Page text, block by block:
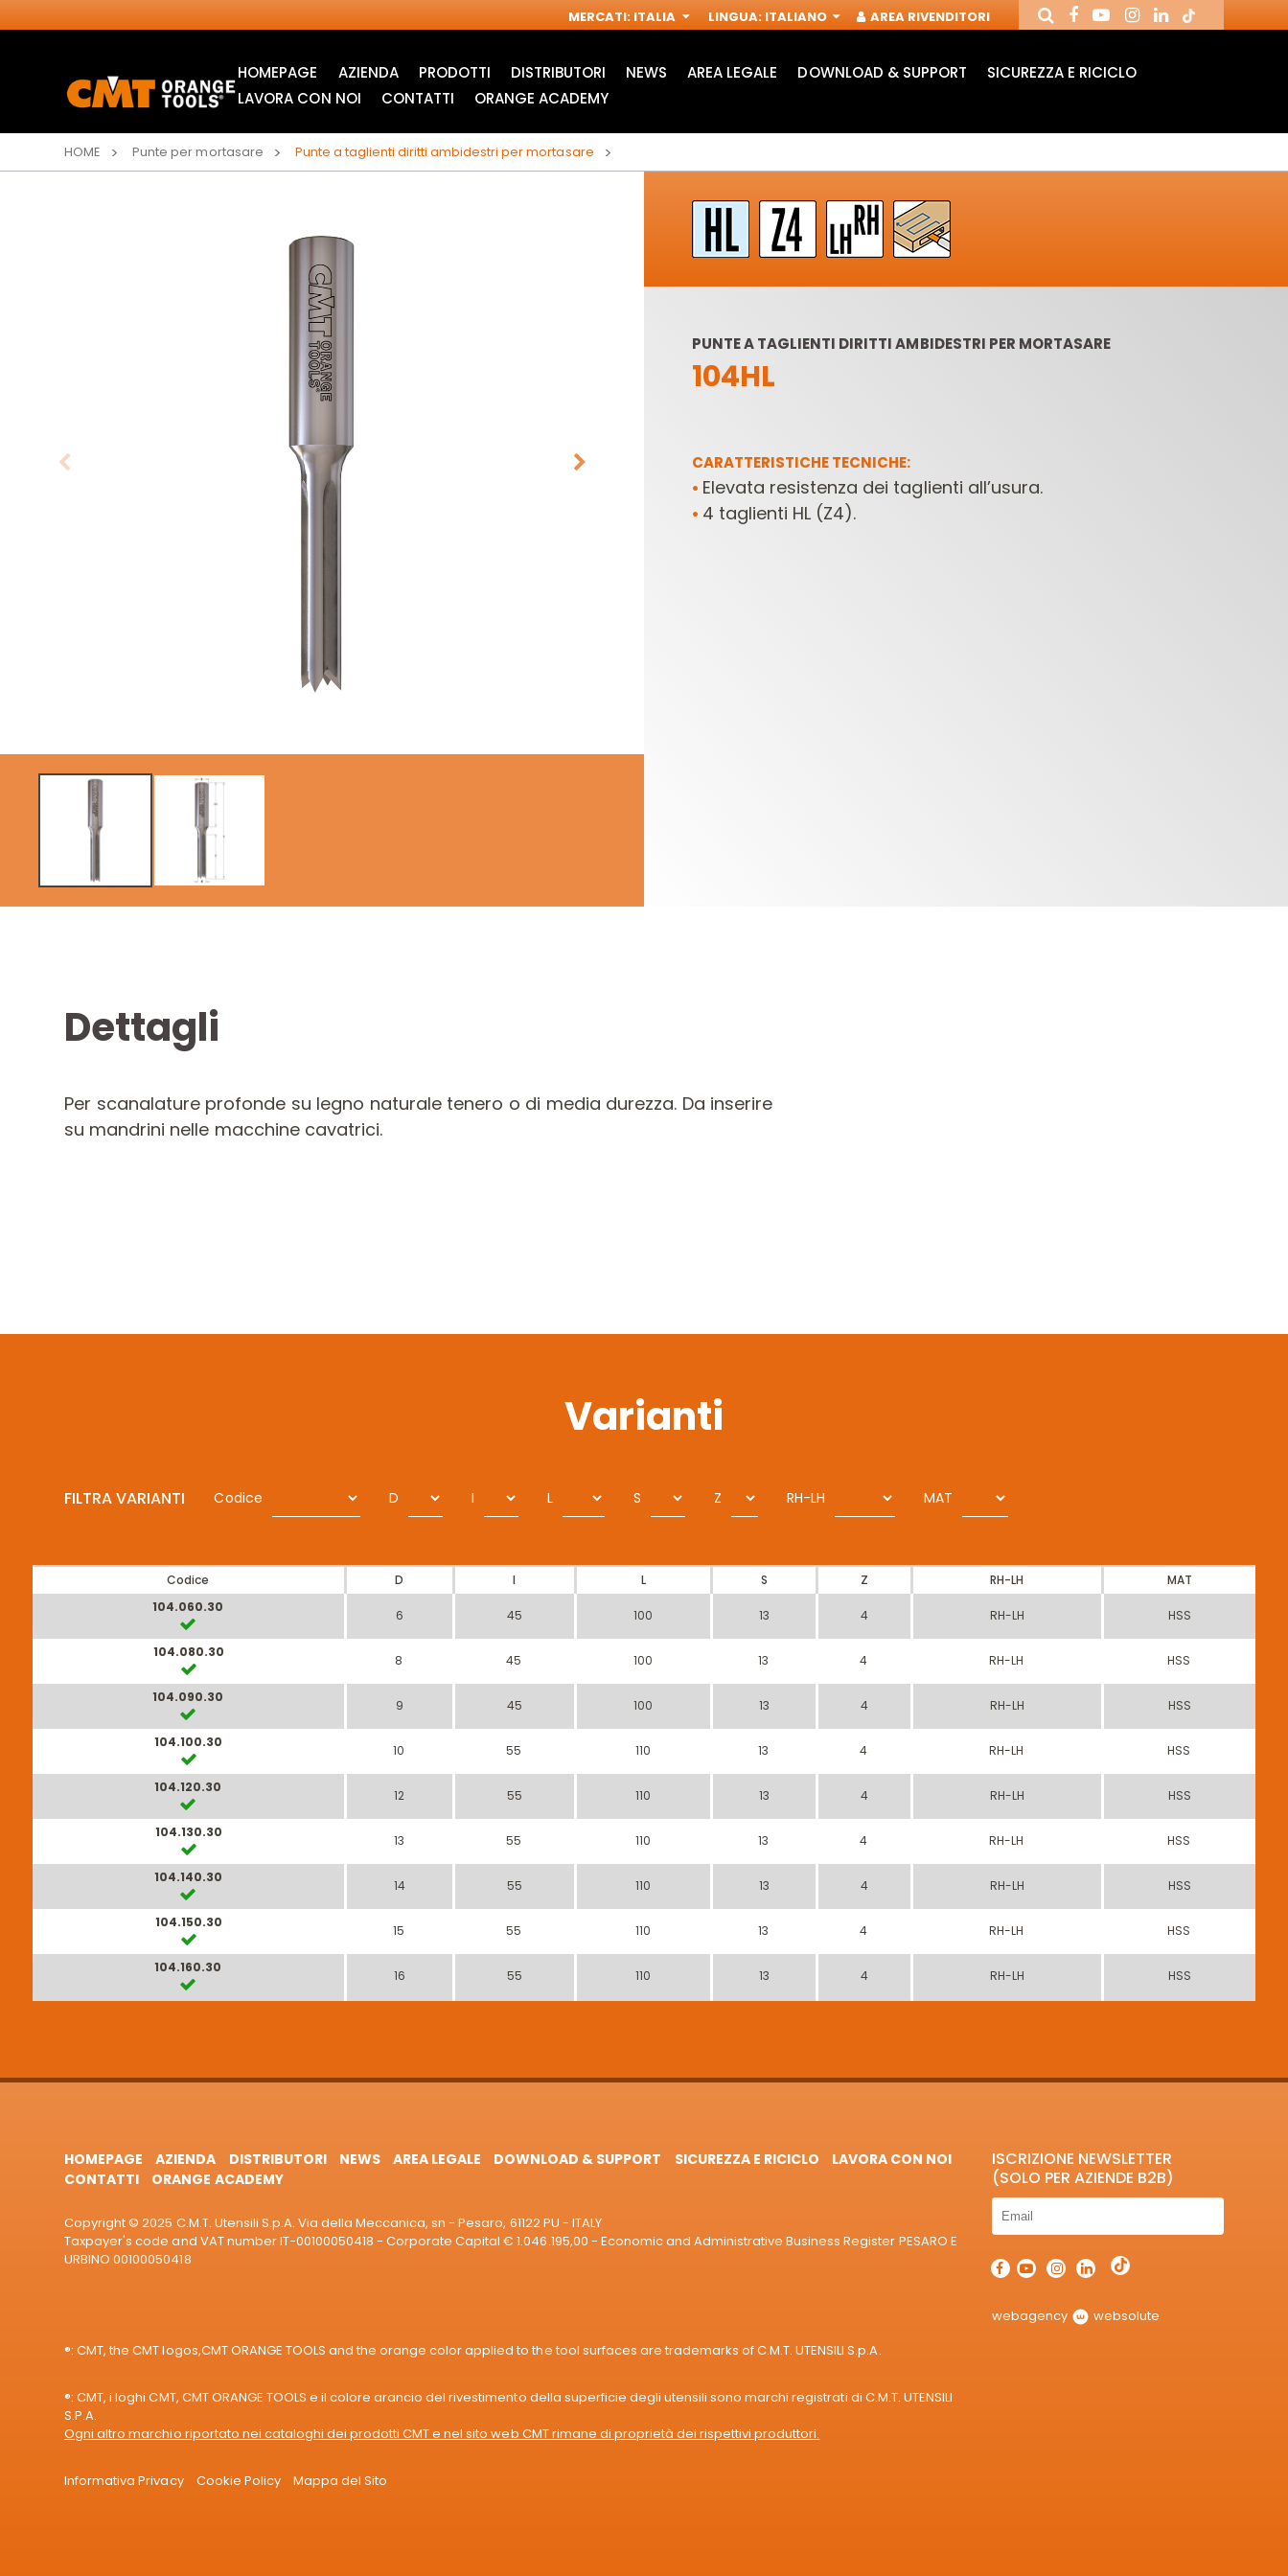
MERCATI: ITALIA LINGUA: ITALIANO AREA RIVENDITORI
HOMEPAGE AZIENDA PRODOTTI
LAME PER SEGHETTI
ALTERNATIVI
GATTUCCIO
FRESE INDUSTRIALI
PER
DISTRIBUTORI NEWS AREA LEGALE DOWNLOAD & SUPPORT
SICUREZZA E RICICLO
LAVORA CON NOI
CONTATTI ORANGE ACADEMY
HOME Punte per mortasare Punte a taglienti diritti ambidestri per mortasare
PUNTE A TAGLIENTI DIRITTI AMBIDESTRI PER MORTASARE
104HL
CARATTERISTICHE TECNICHE:
• Elevata resistenza dei taglienti all’usura.
• 4 taglienti HL (Z4).
Dettagli
Per scanalature profonde su legno naturale tenero o di media durezza. Da inserire
su mandrini nelle macchine cavatrici.
Varianti
FILTRA VARIANTI Codice D I L S Z RH-LH MAT
Codice D I L S Z RH-LH
MAT
104.060.30
6 45 100 13 4 RH-LH HSS
104.080.30
8 45 100 13 4 RH-LH HSS
104.090.30
9 45 100 13 4 RH-LH HSS
104.100.30
10 55 110 13 4 RH-LH HSS
104.120.30
12 55 110 13 4 RH-LH HSS
104.130.30
13 55 110 13 4 RH-LH HSS
104.140.30
14 55 110 13 4 RH-LH HSS
104.150.30
15 55 110 13 4 RH-LH HSS
104.160.30
16 55 110 13 4 RH-LH HSS
HOMEPAGE AZIENDA DISTRIBUTORI NEWS AREA LEGALE DOWNLOAD & SUPPORT SICUREZZA E RICICLO
LAVORA CON NOI
CONTATTI
ORANGE ACADEMY
Copyright © 2025 C.M.T. Utensili S.p.A. Via della Meccanica, sn - Pesaro, 61122 PU - ITALY
Taxpayer's code and VAT number IT-00100050418 - Corporate Capital € 1.046.195,00 - Economic and Administrative Business Register PESARO E
URBINO 00100050418
®: CMT, the CMT logos,CMT ORANGE TOOLS and the orange color applied to the tool surfaces are trademarks of C.M.T. UTENSILI S.p.A.
®: CMT, i loghi CMT, CMT ORANGE TOOLS e il colore arancio del rivestimento della superficie degli utensili sono marchi registrati di C.M.T. UTENSILI
S.P.A.
Ogni altro marchio riportato nei cataloghi dei prodotti CMT e nel sito web CMT rimane di proprietà dei rispettivi produttori.
Informativa Privacy Cookie Policy Mappa del Sito
ISCRIZIONE NEWSLETTER
(SOLO PER AZIENDE B2B)
webagency websolute